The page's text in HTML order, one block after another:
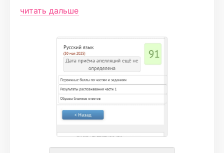
заданий Турбо, а также дополнительные
Кроме того, во время подготовки всегда
была возможность задать вопрос лично
преподавателю. Такой индивидуальный
и отработать западающие темы.
Благодаря подготовке в Турбо я смогла
читать дальше